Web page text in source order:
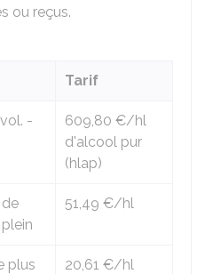
ou reçus.
Tarif
vol. -
609,80 €/hl
d'alcool pur
(hlap)
51,49 €/hl
plus
20,61 €/hl